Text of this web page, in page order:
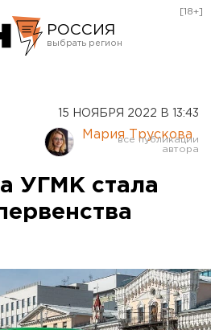
РОССИЯ
Курган
Оренбург
[18+]
15 НОЯБРЯ 2022 В 13:43
Мария Трускова
УГМК стала